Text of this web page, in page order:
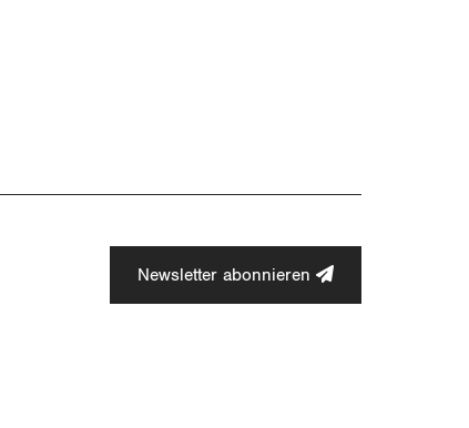
Newsletter abonnieren